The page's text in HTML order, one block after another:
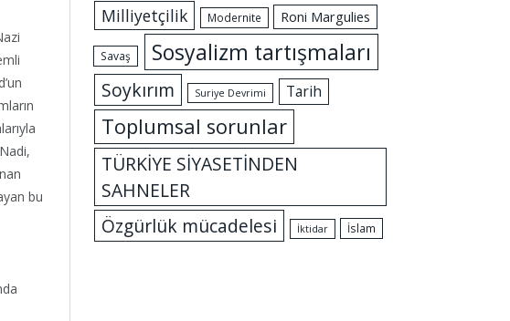
bu
Milliyetçilik Modernite Roni Margulies
Savaş Sosyalizm tartışmaları
Soykırım Suriye Devrimi Tarih
Toplumsal sorunlar
TÜRKİYE SİYASETİNDEN
SAHNELER
Özgürlük mücadelesi
İktidar İslam